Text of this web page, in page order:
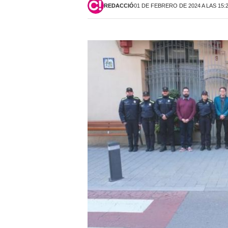
REDACCIÓ01 DE FEBRERO DE 2024 A LAS